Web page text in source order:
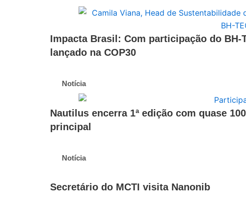
Impacta Brasil: Com participação do
lançado na COP30
Notícia
Nautilus encerra 1ª edição com quase
principal
Notícia
Secretário do MCTI visita Nanonib